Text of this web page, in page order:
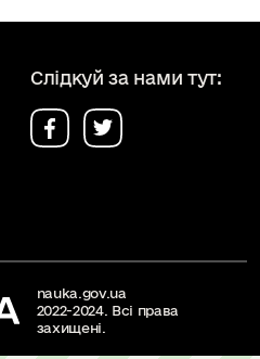
Слідкуй за нами тут:
nauka.gov.ua
2022-2024. Всі права
захищені.